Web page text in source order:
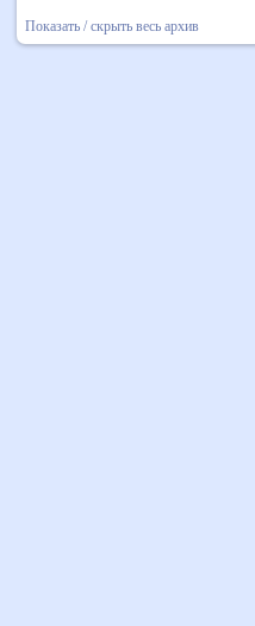
Показать / скрыть весь архив